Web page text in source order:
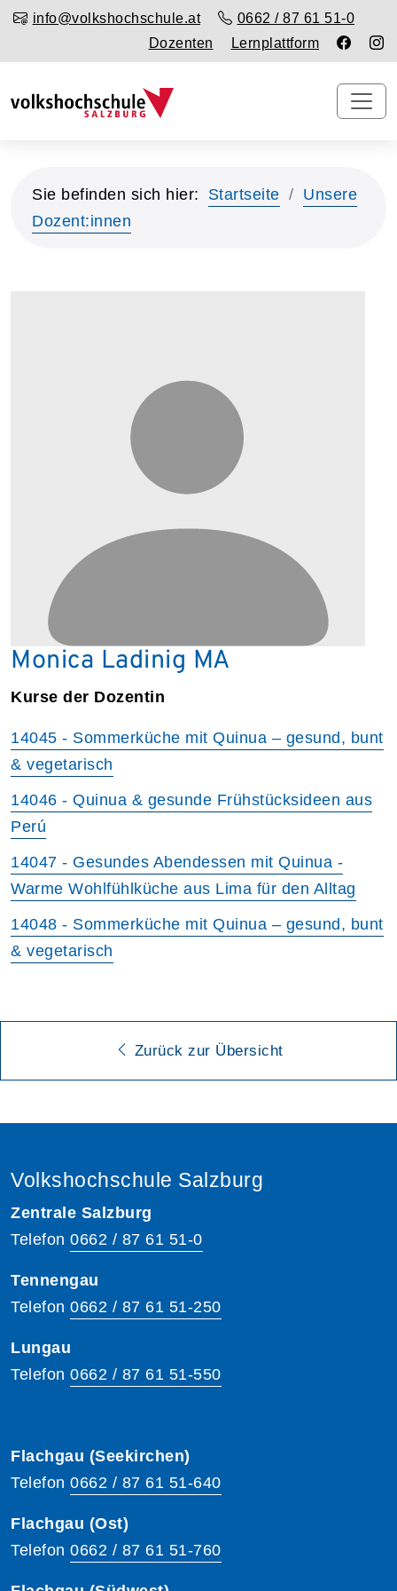
info@volkshochschule.at
0662 / 87 61 51-0
Dozenten
Lernplattform
Sie befinden sich hier: Startseite
Unsere
Dozent:innen
Monica Ladinig MA
Kurse der Dozentin
14045 - Sommerküche mit Quinua – gesund, bunt
& vegetarisch
14046 - Quinua & gesunde Frühstücksideen aus
Perú
14047 - Gesundes Abendessen mit Quinua -
Warme Wohlfühlküche aus Lima für den Alltag
14048 - Sommerküche mit Quinua – gesund, bunt
& vegetarisch
Zurück zur Übersicht
Volkshochschule Salzburg
Zentrale Salzburg
Telefon 0662 / 87 61 51-0
Tennengau
Telefon 0662 / 87 61 51-250
Lungau
Telefon 0662 / 87 61 51-550
Flachgau (Seekirchen)
Telefon 0662 / 87 61 51-640
Flachgau (Ost)
Telefon 0662 / 87 61 51-760